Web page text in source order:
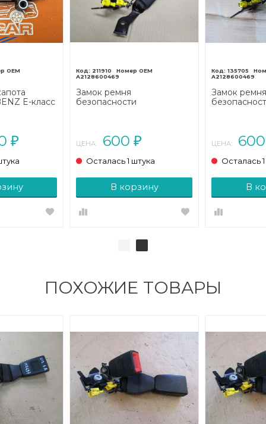
E-класс
₽
211910
A2128600469
Замок ремня
безопасности
ЦЕНА: 600 ₽
Осталась 1 штука
В корзину
135705
A2128600469
Замок ремня
ЦЕНА:
Осталась
В
ПОХОЖИЕ ТОВАРЫ